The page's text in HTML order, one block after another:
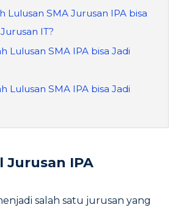
Lulusan SMA Jurusan IPA bisa
IT?
Lulusan SMA IPA bisa Jadi
Lulusan SMA IPA bisa Jadi
Jurusan IPA
salah satu jurusan yang